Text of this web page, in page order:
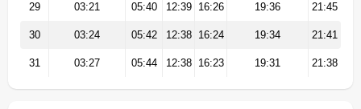
29 03:21 05:40 12:39 16:26 19:36 21:45
30 03:24 05:42 12:38 16:24 19:34 21:41
31 03:27 05:44 12:38 16:23 19:31 21:38